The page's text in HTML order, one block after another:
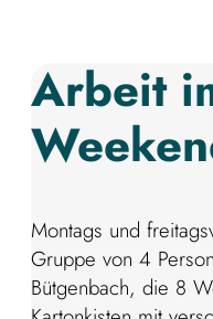
Arbeit
Montags und
Gruppe von 4
Bütgenbach, die 8